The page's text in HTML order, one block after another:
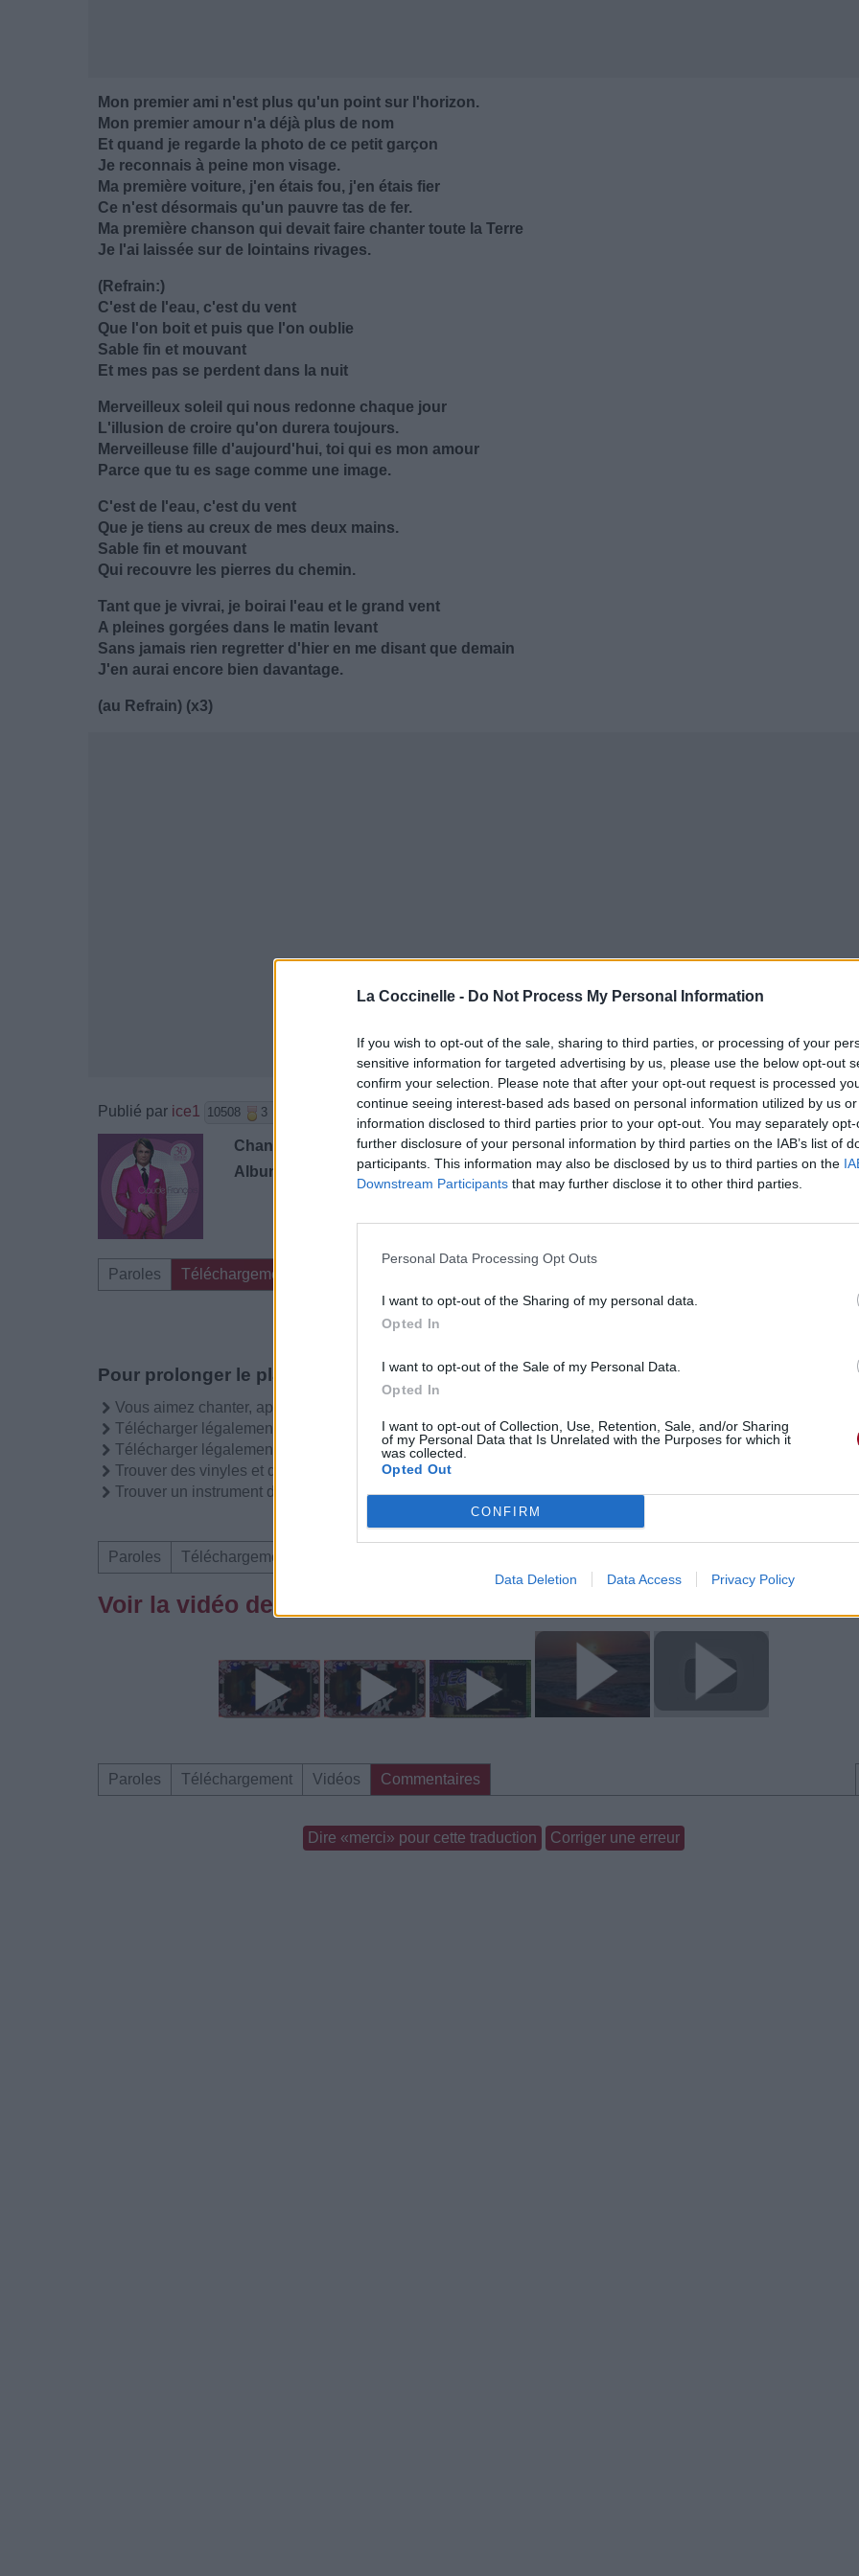
La Coccinelle - Do Not Process My Personal Information
If you wish to opt-out of the sale, sharing to third parties, or processing of your
sensitive information for targeted advertising by us, please use the below opt-out
confirm your selection. Please note that after your opt-out request is processed
continue seeing interest-based ads based on personal information utilized by us
information disclosed to third parties prior to your opt-out. You may separately
further disclosure of your personal information by third parties on the IAB’s list of
participants. This information may also be disclosed by us to third parties on the
Downstream Participants that may further disclose it to other third parties.
Personal Data Processing Opt Outs
I want to opt-out of the Sharing of my personal data.
Opted In
I want to opt-out of the Sale of my Personal Data.
Opted In
I want to opt-out of Collection, Use, Retention, Sale, and/or Sharing
of my Personal Data that Is Unrelated with the Purposes for which it
was collected.
Opted Out
CONFIRM
Data Deletion Data Access Privacy Policy
Mon premier ami n'est plus qu'un point sur l'horizon.
Mon premier amour n'a déjà plus de nom
Et quand je regarde la photo de ce petit garçon
Je reconnais à peine mon visage.
Ma première voiture, j'en étais fou, j'en étais fier
Ce n'est désormais qu'un pauvre tas de fer.
Ma première chanson qui devait faire chanter toute la Terre
Je l'ai laissée sur de lointains rivages.
(Refrain:)
C'est de l'eau, c'est du vent
Que l'on boit et puis que l'on oublie
Sable fin et mouvant
Et mes pas se perdent dans la nuit
Merveilleux soleil qui nous redonne chaque jour
L'illusion de croire qu'on durera toujours.
Merveilleuse fille d'aujourd'hui, toi qui es mon amour
Parce que tu es sage comme une image.
C'est de l'eau, c'est du vent
Que je tiens au creux de mes deux mains.
Sable fin et mouvant
Qui recouvre les pierres du chemin.
Tant que je vivrai, je boirai l'eau et le grand vent
A pleines gorgées dans le matin levant
Sans jamais rien regretter d'hier en me disant que demain
J'en aurai encore bien davantage.
(au Refrain) (x3)
Publié par ice1 10508 3 le 11 mars 2013 à 10h44.
Chanteurs :
Claude François
Albums :
C'est De L'eau, C'est Du Vent
Paroles Téléchargement
Pour prolonger le plaisir musical :
Vous aimez chanter, apprenez la guitare chez
Télécharger légalement les MP3 sur
Télécharger légalement les MP3 ou trouver le CD sur
Trouver des vinyles et des CD sur
Trouver un instrument de musique ou une partition au meilleur prix sur
Paroles Téléchargement
Voir la vidéo de «C'est De L'eau, C'est Du Vent »
Paroles Téléchargement Vidéos Commentaires
Dire «merci» pour cette traduction Corriger une erreur